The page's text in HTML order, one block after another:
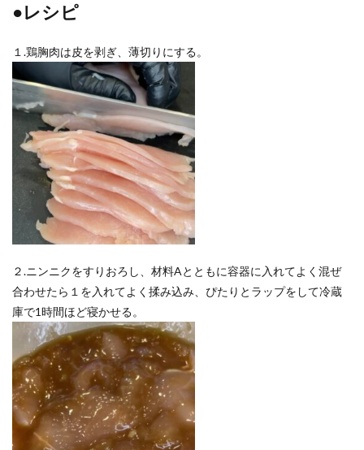
●レシピ
１.鶏胸肉は皮を剥ぎ、薄切りにする。
２.ニンニクをすりおろし、材料Aとともに容器に入れてよく混ぜ
合わせたら１を入れてよく揉み込み、ぴたりとラップをして冷蔵
庫で1時間ほど寝かせる。